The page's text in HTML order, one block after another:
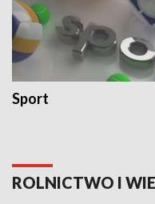
Sport
ROLNICTWO I